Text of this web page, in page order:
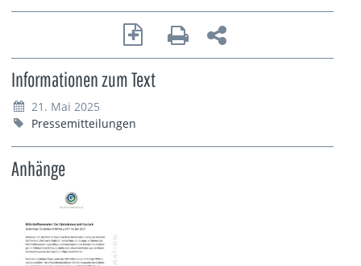
Informationen zum Text
21. Mai 2025
Pressemitteilungen
Anhänge